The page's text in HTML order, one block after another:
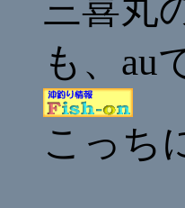
三喜丸
も、au
こっち